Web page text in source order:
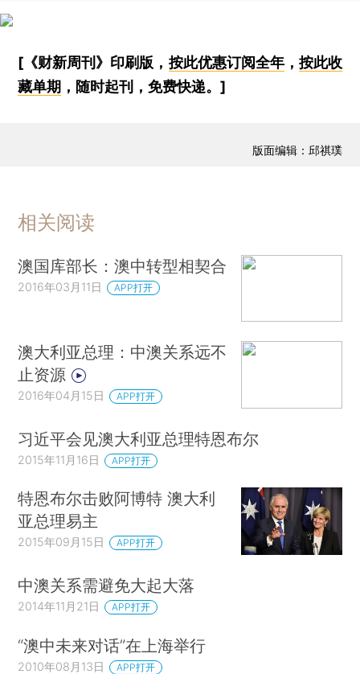
[《财新周刊》印刷版， 按此优惠订阅全年， 按此收
藏单期 ，随时起刊，免费快递。]
版面编辑：邱祺璞
相关阅读
澳国库部长：澳中转型相契合
2016年03月11日 APP打开
澳大利亚总理：中澳关系远不
止资源
2016年04月15日 APP打开
习近平会见澳大利亚总理特恩布尔
2015年11月16日 APP打开
特恩布尔击败阿博特 澳大利
亚总理易主
2015年09月15日 APP打开
中澳关系需避免大起大落
2014年11月21日 APP打开
“澳中未来对话”在上海举行
2010年08月13日 APP打开